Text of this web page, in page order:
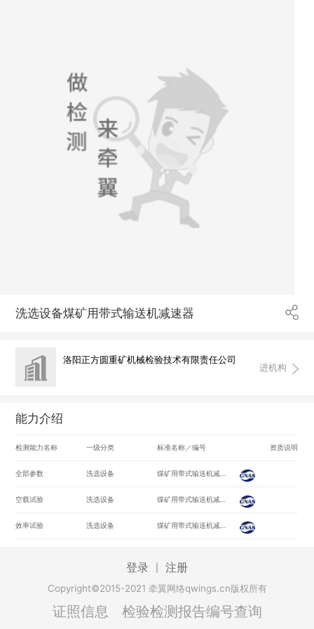
洗选设备煤矿用带式输送机减速器
洛阳正方圆重矿机械检验技术有限责任公司
进机构
能力介绍
检测能力名称 一级分类 标准名称／编号 资质说明
全部参数 洗选设备 煤矿用带式输送机减速器技术条件/MT/T681-1997
空载试验 洗选设备 煤矿用带式输送机减速器 技术条件/MT/T681-1997
效率试验 洗选设备 煤矿用带式输送机减速器 技术条件/MT/T681-1997
登录 注册
Copyright©2015-2021 牵翼网络qwings.cn版权所有
证照信息 检验检测报告编号查询